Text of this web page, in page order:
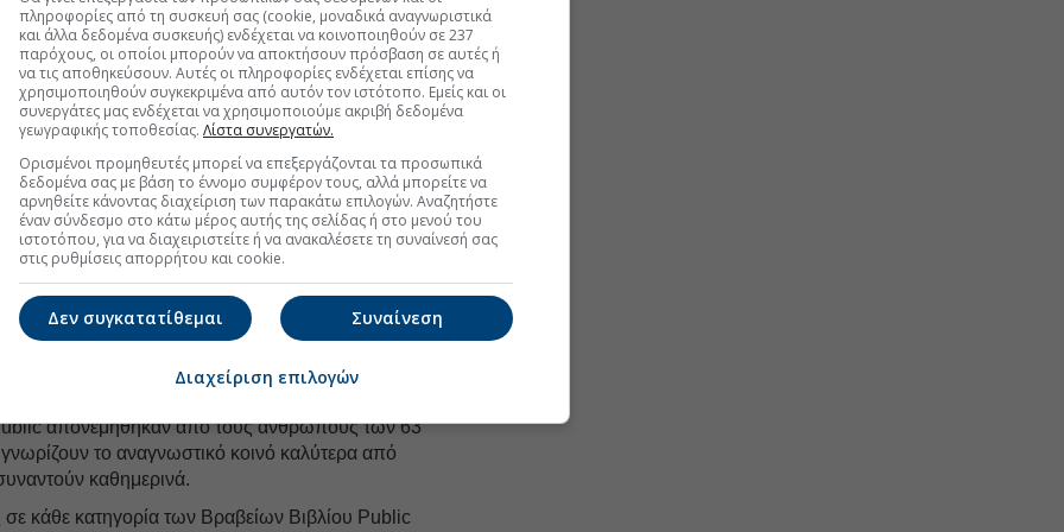
και όχι εις βάρος της.
αναδείχθηκαν τα
ανάμεσα σε οθόνες και ειδοποιήσεις, το
κάτι για τη σχέση των Ελλήνων με το βιβλίο.
στοGoogle Discover!
εξελίξεις με την υπογραφη εγκυρότητας του Euro2day.gr
FOLLOW US
Ακολουθήστε τη σελίδα τουEuro2day.grστοLinkedin
απονεμήθηκαν από τους ανθρώπους των 63
το αναγνωστικό κοινό καλύτερα από
καθημερινά.
σε κάθε κατηγορία των Βραβείων Βιβλίου Public
πληροφορίες από τη συσκευή σας (cookie, μοναδικά αναγνωριστικά
και άλλα δεδομένα συσκευής) ενδέχεται να κοινοποιηθούν σε 237
παρόχους, οι οποίοι μπορούν να αποκτήσουν πρόσβαση σε αυτές ή
να τις αποθηκεύσουν. Αυτές οι πληροφορίες ενδέχεται επίσης να
χρησιμοποιηθούν συγκεκριμένα από αυτόν τον ιστότοπο. Εμείς και οι
συνεργάτες μας ενδέχεται να χρησιμοποιούμε ακριβή δεδομένα
γεωγραφικής τοποθεσίας. Λίστα συνεργατών.
Ορισμένοι προμηθευτές μπορεί να επεξεργάζονται τα προσωπικά
δεδομένα σας με βάση το έννομο συμφέρον τους, αλλά μπορείτε να
αρνηθείτε κάνοντας διαχείριση των παρακάτω επιλογών. Αναζητήστε
έναν σύνδεσμο στο κάτω μέρος αυτής της σελίδας ή στο μενού του
ιστοτόπου, για να διαχειριστείτε ή να ανακαλέσετε τη συναίνεσή σας
στις ρυθμίσεις απορρήτου και cookie.
Συναίνεση
Δεν συγκατατίθεμαι
Διαχείριση επιλογών